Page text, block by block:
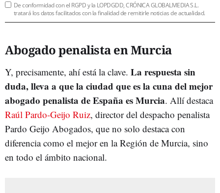
De conformidad con el RGPD y la LOPDGDD, CRÓNICA GLOBALMEDIA S.L.
tratará los datos facilitados con la finalidad de remitirle noticias de actualidad.
Abogado penalista en Murcia
Y, precisamente, ahí está la clave. La respuesta sin
duda, lleva a que la ciudad que es la cuna del mejor
abogado penalista de España es Murcia. Allí destaca
Raúl Pardo-Geijo Ruiz, director del despacho penalista
Pardo Geijo Abogados, que no solo destaca con
diferencia como el mejor en la Región de Murcia, sino
en todo el ámbito nacional.